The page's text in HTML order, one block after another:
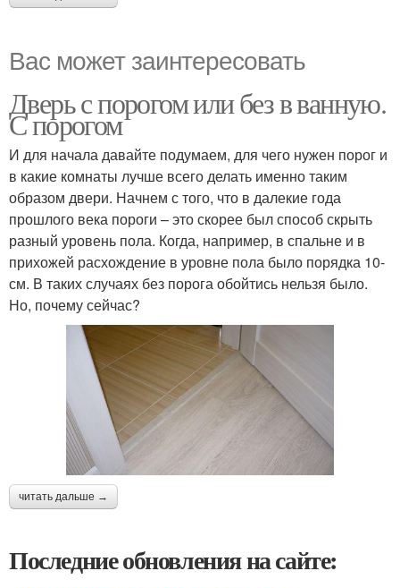
Вас может заинтересовать
Дверь с порогом или без в ванную.
С порогом
И для начала давайте подумаем, для чего нужен порог и
в какие комнаты лучше всего делать именно таким
образом двери. Начнем с того, что в далекие года
прошлого века пороги – это скорее был способ скрыть
разный уровень пола. Когда, например, в спальне и в
прихожей расхождение в уровне пола было порядка 10-
см. В таких случаях без порога обойтись нельзя было.
Но, почему сейчас?
читать дальше →
Последние обновления на сайте: